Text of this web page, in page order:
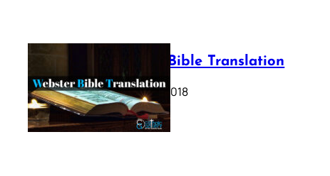
Webster Bible Translation
October 11, 2018